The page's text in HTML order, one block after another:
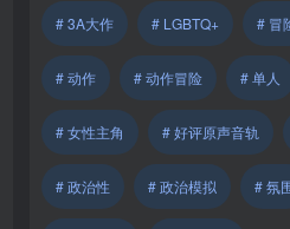
# 3A大作 # LGBTQ+ # 冒
# 动作 # 动作冒险 # 单人
# 女性主角 # 好评原声音轨
# 政治性 # 政治模拟 # 氛